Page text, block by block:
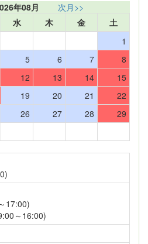
年08月
次月>>
水 木 金
土
1
5 6 7
8
12 13 14
15
19 20 21
22
26 27 28
29
17:00)
～16:00)